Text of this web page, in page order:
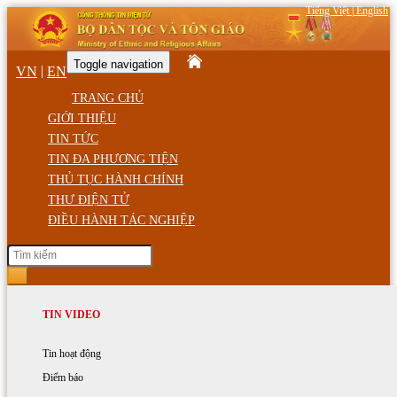
Tiếng Việt|English
VN | EN Toggle navigation
TRANG CHỦ
GIỚI THIỆU
TIN TỨC
TIN ĐA PHƯƠNG TIỆN
THỦ TỤC HÀNH CHÍNH
THƯ ĐIỆN TỬ
ĐIỀU HÀNH TÁC NGHIỆP
GIỚI THIỆU
Chức năng, nhiệm vụ
Cơ cấu tổ chức
TIN HOẠT ĐỘNG
Hoạt động của Bộ trưởng
Hoạt động của Bộ Dân tộc và Tôn giáo
TIN VIDEO
Tin hoạt động
Điểm báo
Phòng, chống dịch Covid-19
Thông tin - Tuyên truyền